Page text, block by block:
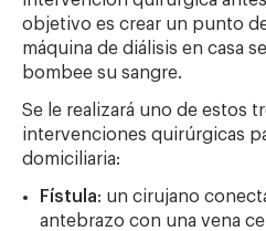
objetivo es crear un punto
máquina de diálisis en casa
bombee su sangre.
Se le realizará uno de estos
intervenciones quirúrgicas
domiciliaria:
Fístula: un cirujano
antebrazo con una vena